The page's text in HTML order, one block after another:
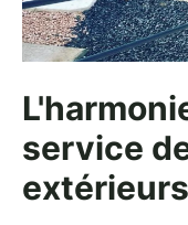
service
extérieurs